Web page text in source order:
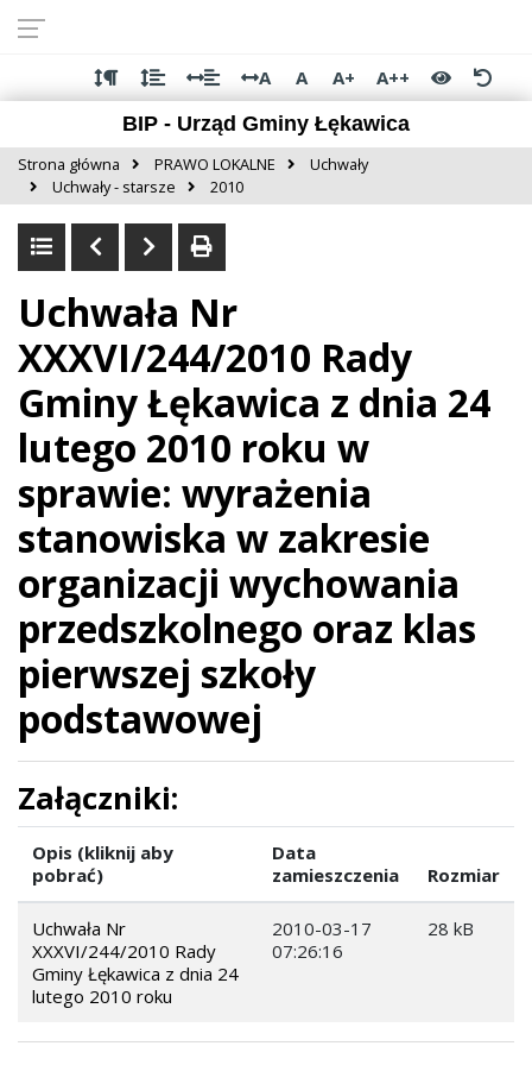
dostępności
głównej
treści
menu
stopki
A A A+
A++
BIP - Urząd Gminy Łękawica
Strona główna PRAWO LOKALNE
Uchwały
Uchwały - starsze
2010
Uchwała Nr
XXXVI/244/2010 Rady
Gminy Łękawica z dnia 24
lutego 2010 roku w
sprawie: wyrażenia
stanowiska w zakresie
organizacji wychowania
przedszkolnego oraz klas
pierwszej szkoły
podstawowej
Załączniki:
Opis (kliknij aby
pobrać)
Data
zamieszczenia
Rozmiar
Uchwała Nr
XXXVI/244/2010 Rady
Gminy Łękawica z dnia 24
lutego 2010 roku
2010-03-17
07:26:16
28 kB